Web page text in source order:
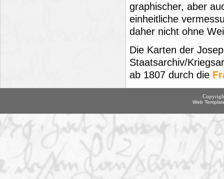
graphischer, aber
einheitliche
daher nicht ohne
Die Karten der
Staatsarchiv/
ab 1807 durch die
Web